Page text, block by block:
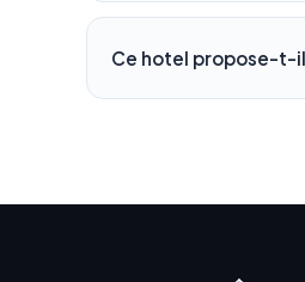
Ce hotel propose-t-